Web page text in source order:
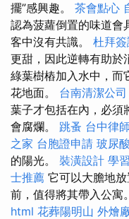
擺”感興趣。 茶會點心
認為菠蘿倒置的味道會
客中沒有共識。 杜拜
更甜，因此逆轉有助於
綠葉樹樁加入水中，而
花地面。 台南清潔公司
葉子才包括在內，必須
會腐爛。 跳蚤 台中律師
之家 台胞證申請 玻尿酸
的陽光。 裝潢設計 學
士推薦 它可以大膽地
前，值得將其帶入公寓
html 花葬陽明山 外燴